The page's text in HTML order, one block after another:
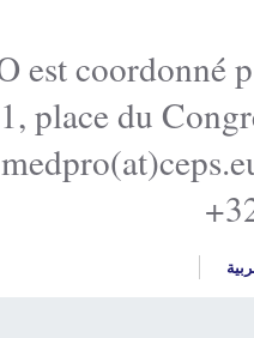
est coordonné
1, place du